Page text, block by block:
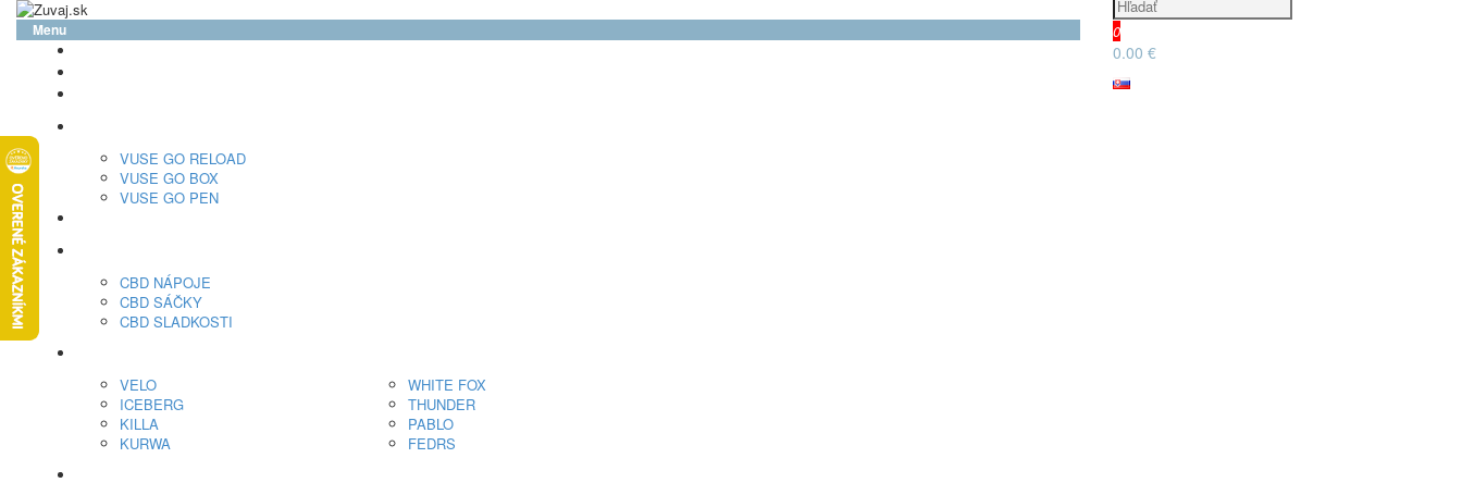
Menu
VUSE GO RELOAD
VUSE GO BOX
VUSE GO PEN
CBD NÁPOJE
CBD SÁČKY
CBD SLADKOSTI
VELO
ICEBERG
KILLA
KURWA
WHITE FOX
THUNDER
PABLO
FEDRS
0
0.00 €